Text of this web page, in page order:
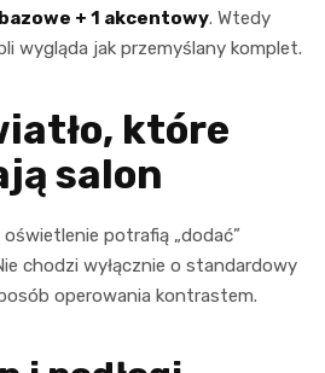
+ 1 akcentowy. Wtedy
wygląda jak przemyślany komplet.
które
salon
potrafią „dodać”
chodzi wyłącznie o standardowy
operowania kontrastem.